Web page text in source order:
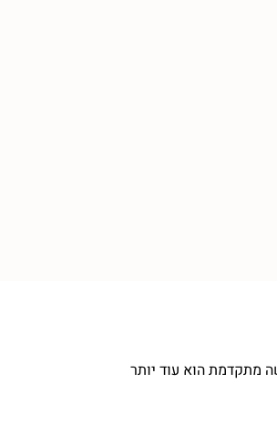
מתקדמת הוא עוד יותר